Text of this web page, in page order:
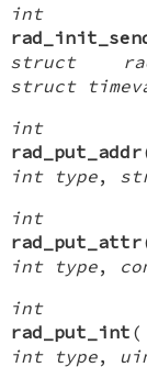
int
struct
struct
int
rad_put_addr
int type,
int
rad_put_attr
int type,
int
rad_put_int
int type,